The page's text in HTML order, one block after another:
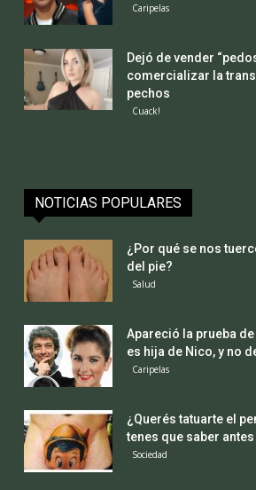
Caripelas
Dejó de vender
comercializar la
pechos
Cuack!
NOTICIAS POPULARES
¿Por qué se nos
del pie?
Salud
Apareció la prueba
es hija de Nico, y no
Caripelas
¿Querés tatuarte el
tenes que saber
Sociedad